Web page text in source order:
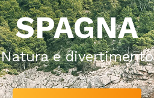
SPAGNA
Natura e divertimento